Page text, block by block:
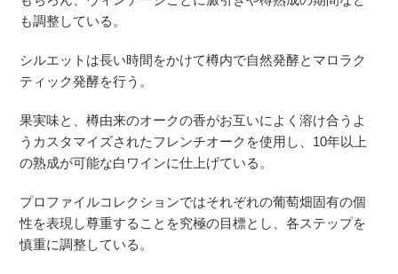
も調整している。
シルエットは長い時間をかけて樽内で自然発酵とマロラク
ティック発酵を行う。
果実味と、樽由来のオークの香がお互いによく溶け合うよ
うカスタマイズされたフレンチオークを使用し、10年以上
の熟成が可能な白ワインに仕上げている。
プロファイルコレクションではそれぞれの葡萄畑固有の個
性を表現し尊重することを究極の目標とし、各ステップを
慎重に調整している。